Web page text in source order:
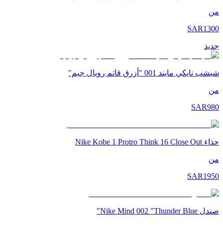
من
SAR1300
جديد
شبشب نايكي مايند 001 "أزرق قاتم رويال جيم"
من
SAR980
حذاء Nike Kobe 1 Protro Think 16 Close Out
من
SAR1950
صندل Nike Mind 002 "Thunder Blue"